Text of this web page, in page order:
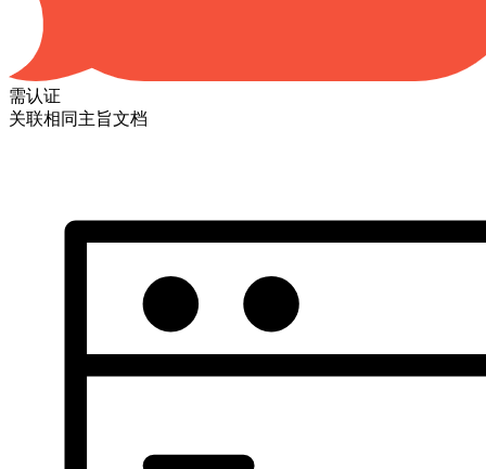
需认证
关联相同主旨文档